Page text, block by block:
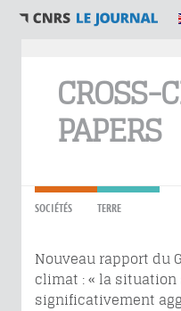
CROSS-
PAPERS
SOCIÉTÉS TERRE
Nouveau rapport du
climat : « la situation
significativement